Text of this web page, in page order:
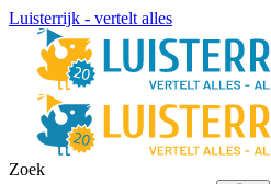
Luisterrijk - vertelt alles
Zoek